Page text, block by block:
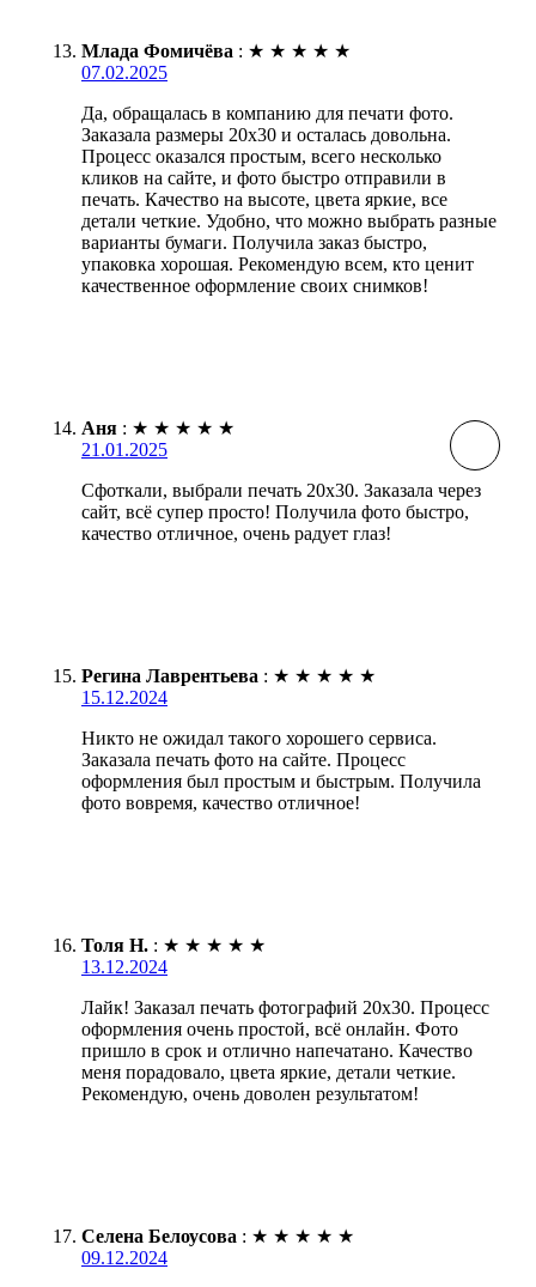
Млада Фомичёва : ★ ★ ★ ★ ★
07.02.2025
Да, обращалась в компанию для печати фото.
Заказала размеры 20х30 и осталась довольна.
Процесс оказался простым, всего несколько
кликов на сайте, и фото быстро отправили в
печать. Качество на высоте, цвета яркие, все
детали четкие. Удобно, что можно выбрать разные
варианты бумаги. Получила заказ быстро,
упаковка хорошая. Рекомендую всем, кто ценит
качественное оформление своих снимков!
Аня : ★ ★ ★ ★ ★
21.01.2025
Сфоткали, выбрали печать 20х30. Заказала через
сайт, всё супер просто! Получила фото быстро,
качество отличное, очень радует глаз!
Регина Лаврентьева : ★ ★ ★ ★ ★
15.12.2024
Никто не ожидал такого хорошего сервиса.
Заказала печать фото на сайте. Процесс
оформления был простым и быстрым. Получила
фото вовремя, качество отличное!
Толя Н. : ★ ★ ★ ★ ★
13.12.2024
Лайк! Заказал печать фотографий 20х30. Процесс
оформления очень простой, всё онлайн. Фото
пришло в срок и отлично напечатано. Качество
меня порадовало, цвета яркие, детали четкие.
Рекомендую, очень доволен результатом!
Селена Белоусова : ★ ★ ★ ★ ★
09.12.2024